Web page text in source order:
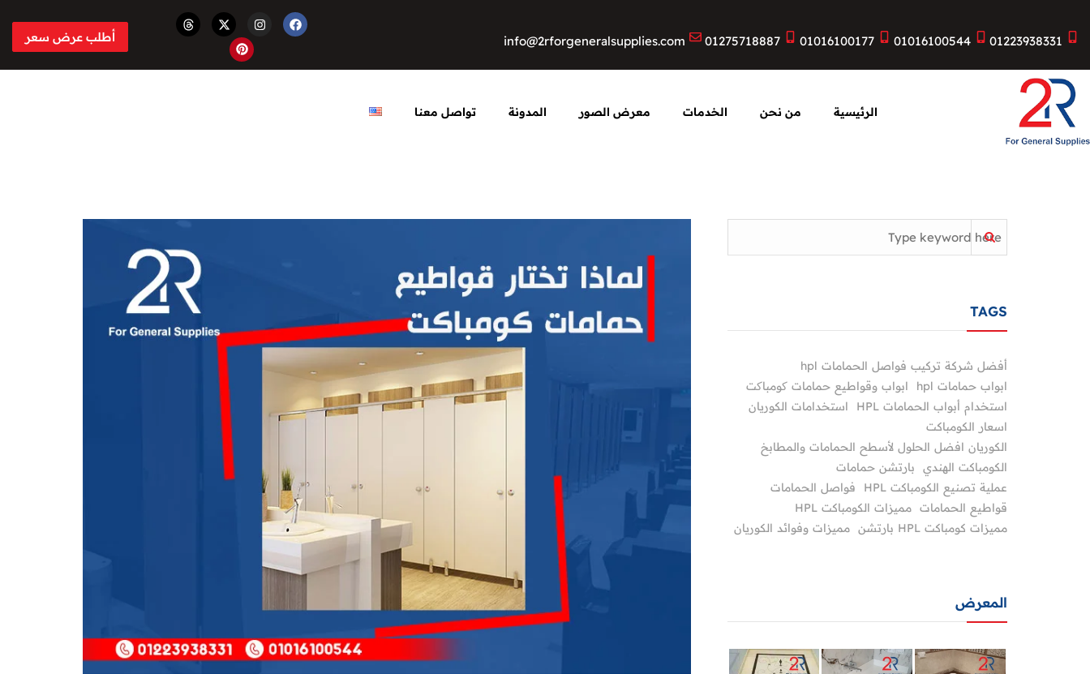
01223938331
01016100544
01016100177
01275718887
info@2rforgeneralsupplies.com أطلب عرض سعر
الرئيسية من نحن الخدمات معرض الصور المدونة تواصل معنا
TAGS
أفضل شركة تركيب فواصل الحمامات hpl
ابواب حمامات hpl
ابواب وقواطيع حمامات کومباکت
استخدام أبواب الحمامات HPL
استخدامات الكوريان
اسعار الكومباكت
الكوريان افضل الحلول لأسطح الحمامات والمطابخ
الكومباكت الهندي
بارتشن حمامات
عملية تصنيع الكومباكت HPL
فواصل الحمامات
قواطيع الحمامات مميزات الكومباكت HPL
مميزات كومباكت HPL بارتشن
مميزات وفوائد الكوريان
المعرض